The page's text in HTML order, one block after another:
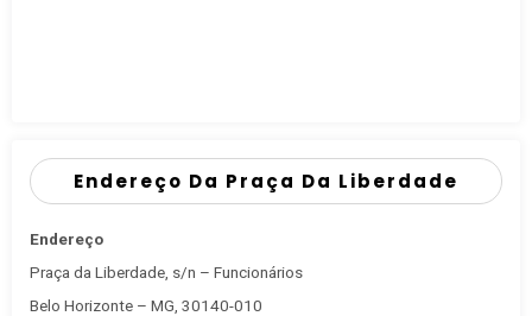
Endereço Da Praça Da Liberdade
Endereço
Praça da Liberdade, s/n – Funcionários
Belo Horizonte – MG, 30140-010